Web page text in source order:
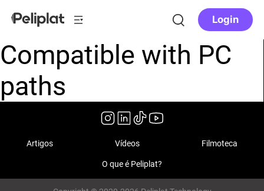
Login
Compatible with PC
paths
Artigos Vídeos Filmoteca
O que é Peliplat?